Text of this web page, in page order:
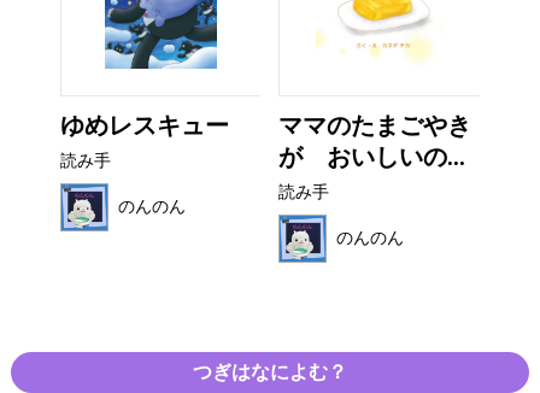
ゆめレスキュー
読み手
のんのん
ママのたまごやき
が おいしいの...
読み手
のんのん
つぎはなによむ？